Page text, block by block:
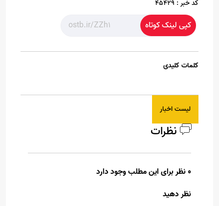
کد خبر : 45429
کپی لینک کوتاه
کلمات کلیدی
لیست اخبار
نظرات
0 نظر برای این مطلب وجود دارد
نظر دهید